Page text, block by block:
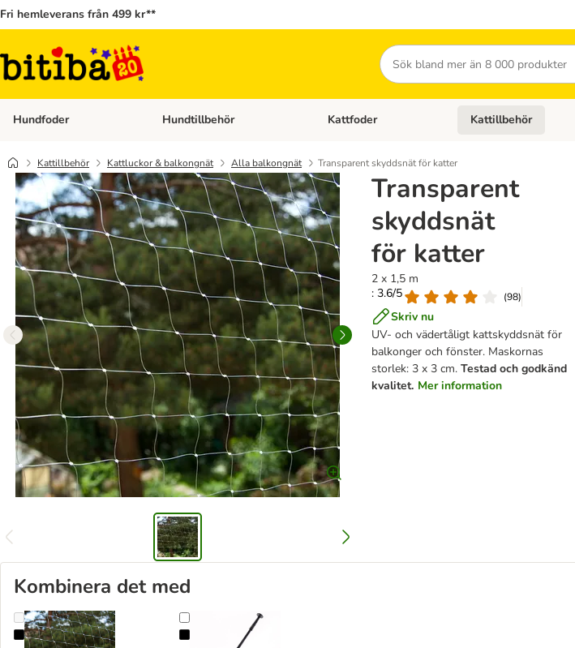
Fri hemleverans från 499 kr**
Sök
Hundfoder Open category menu: Hundfoder
Hundtillbehör Open category menu: Hundtillbehör
Kattfoder Open category menu:
Kattillbehör
Kattillbehör Kattluckor & balkongnät Alla balkongnät Transparent skyddsnät för katter
Transparent
skyddsnät
för katter
2 x 1,5 m
: 3.6/5
(98)
Skriv nu
UV- och vädertåligt kattskyddsnät för
balkonger och fönster. Maskornas
storlek: 3 x 3 cm.Testad och godkänd
kvalitet. Mer information
Kombinera det med
Transparent skyddsnät för katterTIAKI teleskopstång för kattnät